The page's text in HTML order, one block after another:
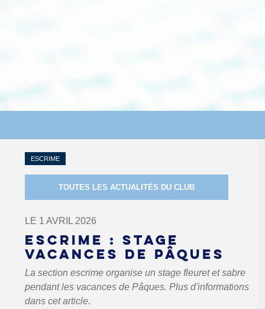
ESCRIME
TOUTES LES ACTUALITÉS DU CLUB
LE 1 AVRIL 2026
ESCRIME : STAGE
VACANCES DE PÂQUES
La section escrime organise un stage fleuret et sabre
pendant les vacances de Pâques. Plus d'informations
dans cet article.